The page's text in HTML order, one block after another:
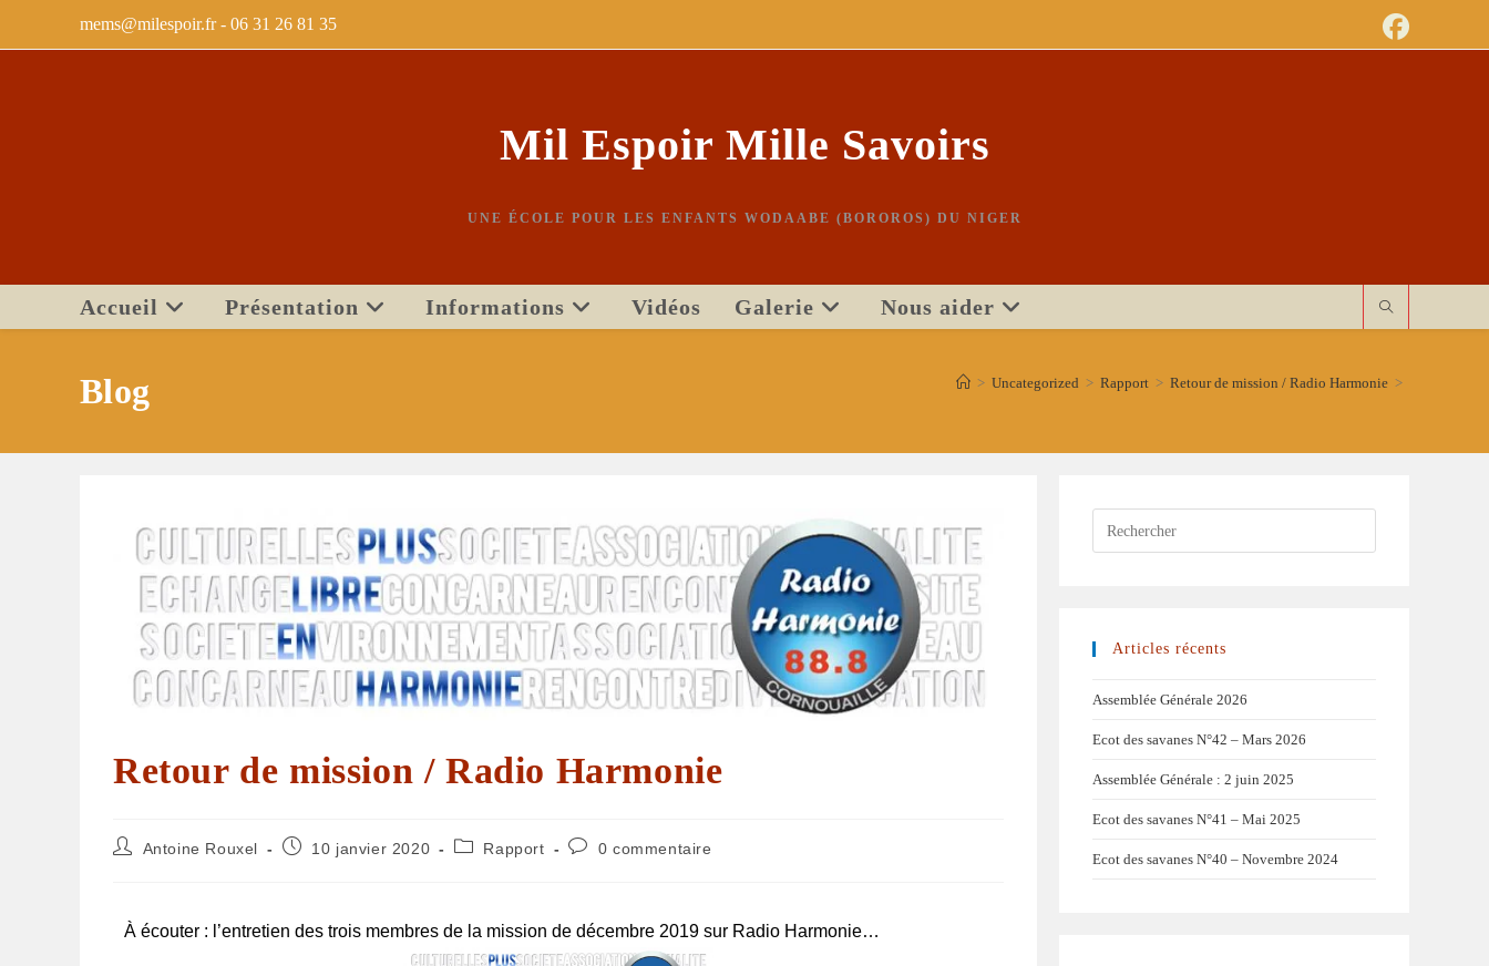
mems@milespoir.fr - ‭06 31 26 81 35
Mil Espoir Mille Savoirs
UNE ÉCOLE POUR LES ENFANTS WODAABE (BOROROS) DU NIGER
Accueil Présentation Informations Vidéos Galerie Nous aider
Blog > Uncategorized > Rapport > Retour de mission / Radio Harmonie >
Retour de mission / Radio Harmonie
Antoine Rouxel 10 janvier 2020 Rapport 0 commentaire
À écouter : l’entretien des trois membres de la mission de décembre 2019 sur Radio Harmonie…
Articles récents
Assemblée Générale 2026
Ecot des savanes N°42 – Mars 2026
Assemblée Générale : 2 juin 2025
Ecot des savanes N°41 – Mai 2025
Ecot des savanes N°40 – Novembre 2024